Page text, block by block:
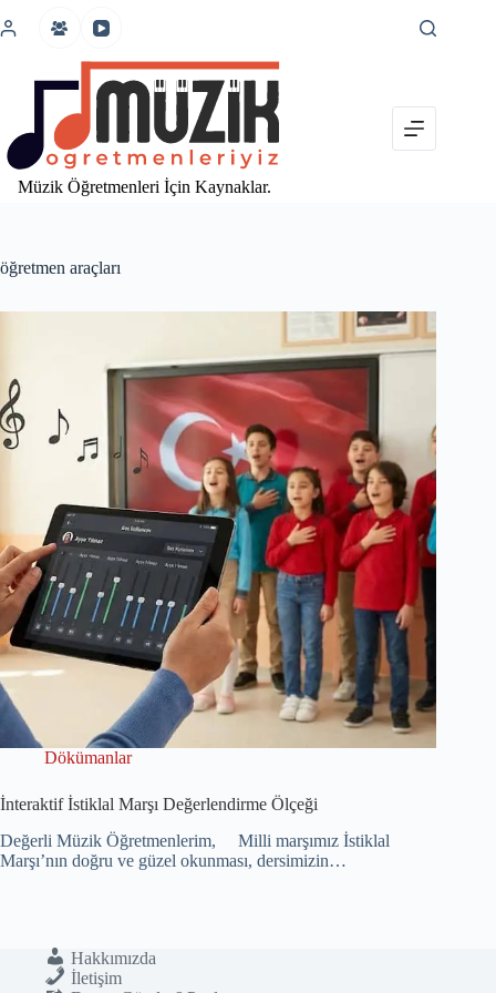
atla
Müzik Öğretmenleri İçin Kaynaklar.
öğretmen araçları
Dökümanlar
İnteraktif İstiklal Marşı Değerlendirme Ölçeği
Değerli Müzik Öğretmenlerim, Milli marşımız İstiklal
Marşı’nın doğru ve güzel okunması, dersimizin…
Hakkımızda
İletişim